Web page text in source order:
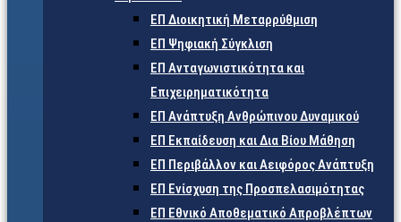
ΕΠ Διοικητική Μεταρρύθμιση
ΕΠ Ψηφιακή Σύγκλιση
ΕΠ Ανταγωνιστικότητα και
Επιχειρηματικότητα
ΕΠ Ανάπτυξη Ανθρώπινου Δυναμικού
ΕΠ Εκπαίδευση και Δια Βίου Μάθηση
ΕΠ Περιβάλλον και Αειφόρος Ανάπτυξη
ΕΠ Ενίσχυση της Προσπελασιμότητας
ΕΠ Εθνικό Αποθεματικό Απροβλέπτων